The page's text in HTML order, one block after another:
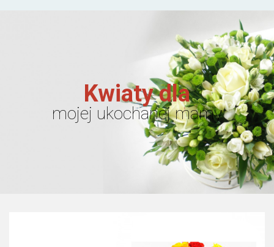
Kwiaty dla
mojej ukochanej mamy